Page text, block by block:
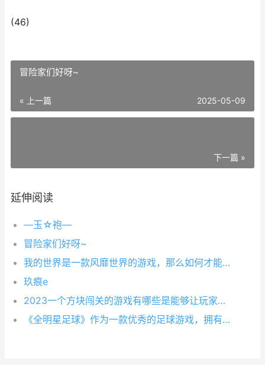
(46)
冒险家们好呀~
« 上一篇 2025-05-09
下一篇 »
延伸阅读
—玉☆袍—
冒险家们好呀~
我的世界是一款风靡世界的游戏，那么如何才能做到死亡不掉落呢？
玖痕e
2023一个方块闯关的游戏有哪些是能够让玩家们一玩就停不下来呢，方块系列的游戏最早起始于俄罗斯方块，但是随着游戏板块的迭代，使得方块闯关的游戏变得非常之多，而且玩法也随之演变出很多种，下面就让小编来给
《全明星足球》作为一款优秀的足球游戏，拥有着极为庞大的真实球员数据与高度还原的战术经营元素，在组建顶级球队的同时，收集球星自然也是不可或缺的一大乐趣！相信《全明星足球》上线的羁绊图鉴功能将为各位经理人